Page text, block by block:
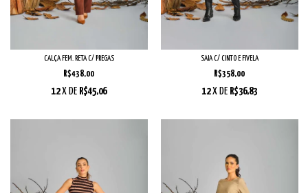
CALÇA FEM. RETA C/ PREGAS
R$438,00
12 X DE R$45,06
SAIA C/ CINTO E FIVELA
R$358,00
12 X DE R$36,83